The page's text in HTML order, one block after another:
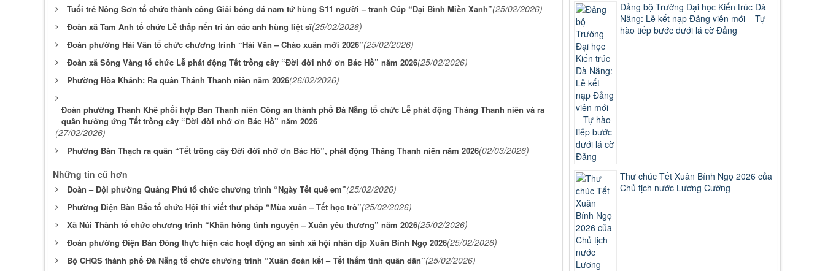
Tuổi trẻ Nông Sơn tổ chức thành công Giải bóng đá nam tứ hùng S11 người – tranh Cúp “Đại Bình Miền Xanh”(25/02/2026)
Đoàn xã Tam Anh tổ chức Lễ thắp nến tri ân các anh hùng liệt sĩ(25/02/2026)
Đoàn phường Hải Vân tổ chức chương trình “Hải Vân – Chào xuân mới 2026”(25/02/2026)
Đoàn xã Sông Vàng tổ chức Lễ phát động Tết trồng cây “Đời đời nhớ ơn Bác Hồ” năm 2026(25/02/2026)
Phường Hòa Khánh: Ra quân Thánh Thanh niên năm 2026(26/02/2026)
Đoàn phường Thanh Khê phối hợp Ban Thanh niên Công an thành phố Đà Nẵng tổ chức Lễ phát động Tháng Thanh niên và ra
quân hưởng ứng Tết trồng cây “Đời đời nhớ ơn Bác Hồ” năm 2026
(27/02/2026)
Phường Bàn Thạch ra quân “Tết trồng cây Đời đời nhớ ơn Bác Hồ”, phát động Tháng Thanh niên năm 2026(02/03/2026)
Những tin cũ hơn
Đoàn – Đội phường Quảng Phú tổ chức chương trình “Ngày Tết quê em”(25/02/2026)
Phường Điện Bàn Bắc tổ chức Hội thi viết thư pháp “Mùa xuân – Tết học trò”(25/02/2026)
Xã Núi Thành tổ chức chương trình “Khăn hồng tình nguyện – Xuân yêu thương” năm 2026(25/02/2026)
Đoàn phường Điện Bàn Đông thực hiện các hoạt động an sinh xã hội nhân dịp Xuân Bính Ngọ 2026(25/02/2026)
Bộ CHQS thành phố Đà Nẵng tổ chức chương trình “Xuân đoàn kết – Tết thắm tình quân dân”(25/02/2026)
Đảng bộ Trường Đại học Kiến trúc Đà
Nẵng: Lễ kết nạp Đảng viên mới – Tự
hào tiếp bước dưới lá cờ Đảng
Thư chúc Tết Xuân Bính Ngọ 2026 của
Chủ tịch nước Lương Cường